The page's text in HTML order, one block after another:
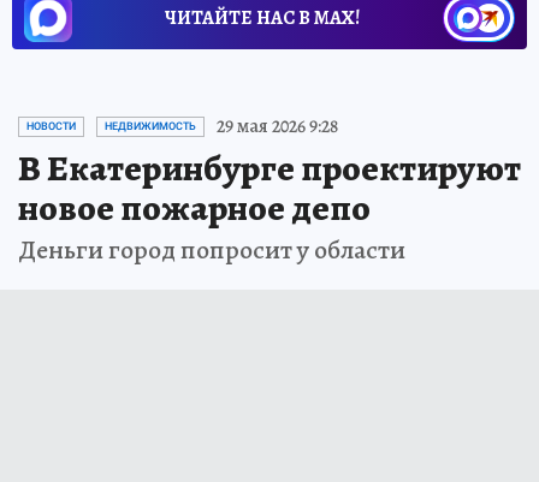
ЧИТАЙТЕ НАС В МАХ!
НОВОСТИ НЕДВИЖИМОСТЬ 29 мая 2026 9:28
В Екатеринбурге проектируют
новое пожарное депо
Деньги город попросит у области